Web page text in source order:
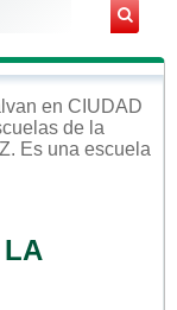
en CIUDAD
de la
. Es una escuela
LA